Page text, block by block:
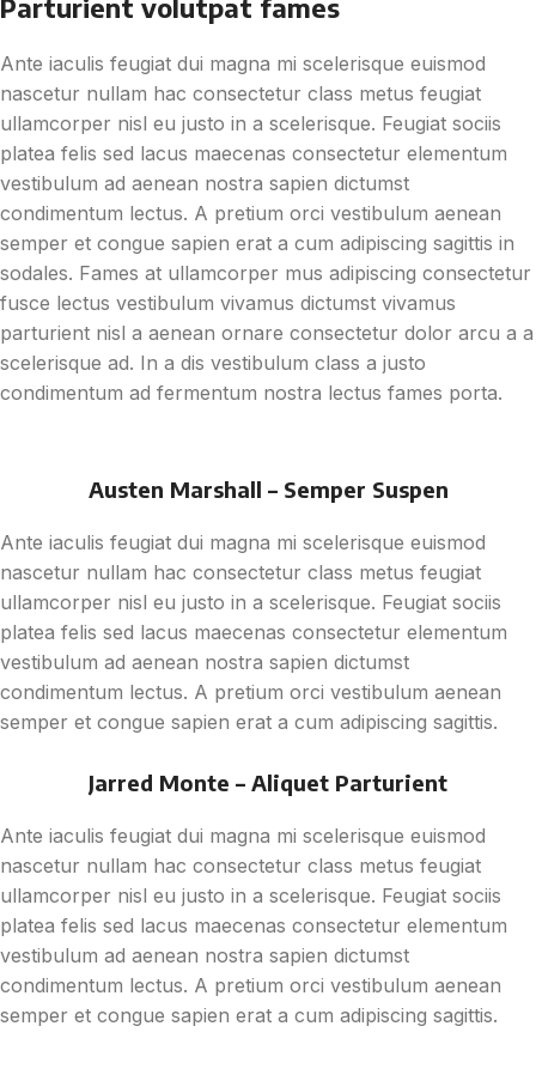
Parturient volutpat fames
Ante iaculis feugiat dui magna mi scelerisque euismod
nascetur nullam hac consectetur class metus feugiat
ullamcorper nisl eu justo in a scelerisque. Feugiat sociis
platea felis sed lacus maecenas consectetur elementum
vestibulum ad aenean nostra sapien dictumst
condimentum lectus. A pretium orci vestibulum aenean
semper et congue sapien erat a cum adipiscing sagittis in
sodales. Fames at ullamcorper mus adipiscing consectetur
fusce lectus vestibulum vivamus dictumst vivamus
parturient nisl a aenean ornare consectetur dolor arcu a a
scelerisque ad. In a dis vestibulum class a justo
condimentum ad fermentum nostra lectus fames porta.
Austen Marshall – Semper Suspen
Ante iaculis feugiat dui magna mi scelerisque euismod
nascetur nullam hac consectetur class metus feugiat
ullamcorper nisl eu justo in a scelerisque. Feugiat sociis
platea felis sed lacus maecenas consectetur elementum
vestibulum ad aenean nostra sapien dictumst
condimentum lectus. A pretium orci vestibulum aenean
semper et congue sapien erat a cum adipiscing sagittis.
Jarred Monte – Aliquet Parturient
Ante iaculis feugiat dui magna mi scelerisque euismod
nascetur nullam hac consectetur class metus feugiat
ullamcorper nisl eu justo in a scelerisque. Feugiat sociis
platea felis sed lacus maecenas consectetur elementum
vestibulum ad aenean nostra sapien dictumst
condimentum lectus. A pretium orci vestibulum aenean
semper et congue sapien erat a cum adipiscing sagittis.